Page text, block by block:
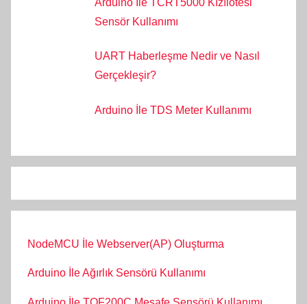
Arduino İle TCRT5000 Kızılötesi
Sensör Kullanımı
UART Haberleşme Nedir ve Nasıl
Gerçekleşir?
Arduino İle TDS Meter Kullanımı
NodeMCU İle Webserver(AP) Oluşturma
Arduino İle Ağırlık Sensörü Kullanımı